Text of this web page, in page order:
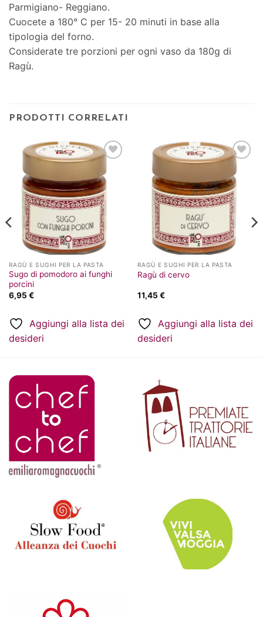
Parmigiano- Reggiano.
Cuocete a 180° C per 15- 20 minuti in base alla
tipologia del forno.
Considerate tre porzioni per ogni vaso da 180g di
Ragù.
PRODOTTI CORRELATI
alla lista
dei
desideri
RAGÙ E SUGHI PER LA PASTA
Sugo di pomodoro ai funghi
porcini
6,95 €
Aggiungi alla lista dei
desideri
alla lista
dei
desideri
RAGÙ E SUGHI PER LA PASTA
Ragù di cervo
11,45 €
Aggiungi alla lista dei
desideri